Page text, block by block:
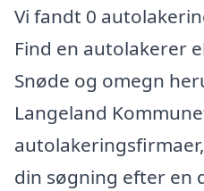
Vi fandt 0
Find en autolakerer
Snøde og omegn
Langeland
din søgning efter en